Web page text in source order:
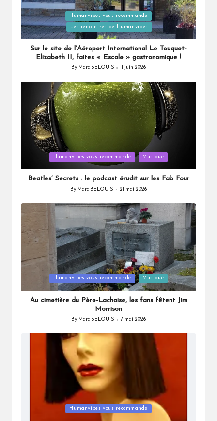
Posted
in
Humanvibes vous recommande
Les rencontres de Humanvibes
Sur le site de l’Aéroport International Le Touquet-
Elizabeth II, faites « Escale » gastronomique !
Posted
By Marc BELOUIS 11 juin 2026
Humanvibes vous recommande Musique
Beatles’ Secrets : le podcast érudit sur les Fab Four
Posted
By Marc BELOUIS 21 mai 2026
Humanvibes vous recommande Musique
Au cimetière du Père-Lachaise, les fans fêtent Jim
Morrison
Posted
By Marc BELOUIS 7 mai 2026
Humanvibes vous recommande